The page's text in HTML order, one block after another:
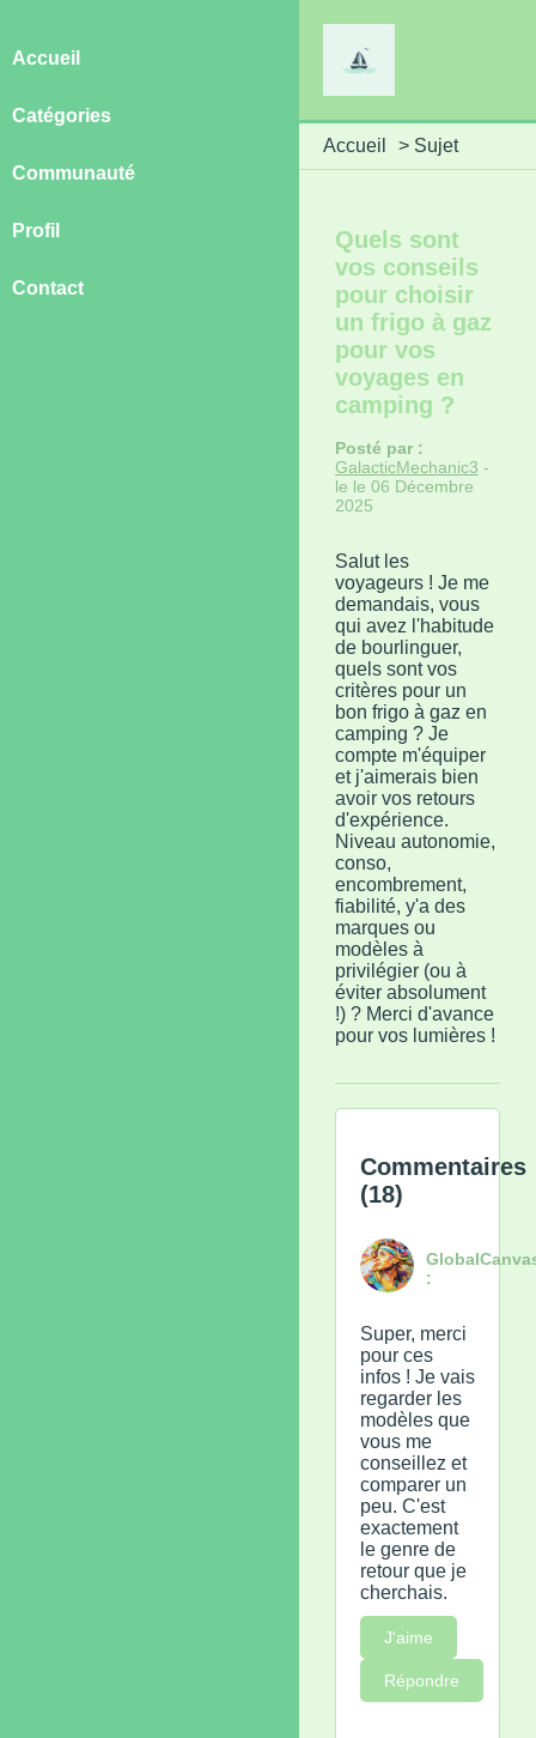
Accueil > Sujet
Accueil
Catégories
Communauté
Profil
Contact
Quels sont
vos conseils
pour choisir
un frigo à gaz
pour vos
voyages en
camping ?
Posté par :
GalacticMechanic3 -
le le 06 Décembre
2025
Salut les
voyageurs ! Je me
demandais, vous
qui avez l'habitude
de bourlinguer,
quels sont vos
critères pour un
bon frigo à gaz en
camping ? Je
compte m'équiper
et j'aimerais bien
avoir vos retours
d'expérience.
Niveau autonomie,
conso,
encombrement,
fiabilité, y'a des
marques ou
modèles à
privilégier (ou à
éviter absolument
!) ? Merci d'avance
pour vos lumières !
Commentaires
(18)
:
Super, merci
pour ces
infos ! Je vais
regarder les
modèles que
vous me
conseillez et
comparer un
peu. C'est
exactement
le genre de
retour que je
cherchais.
J'aime
Répondre